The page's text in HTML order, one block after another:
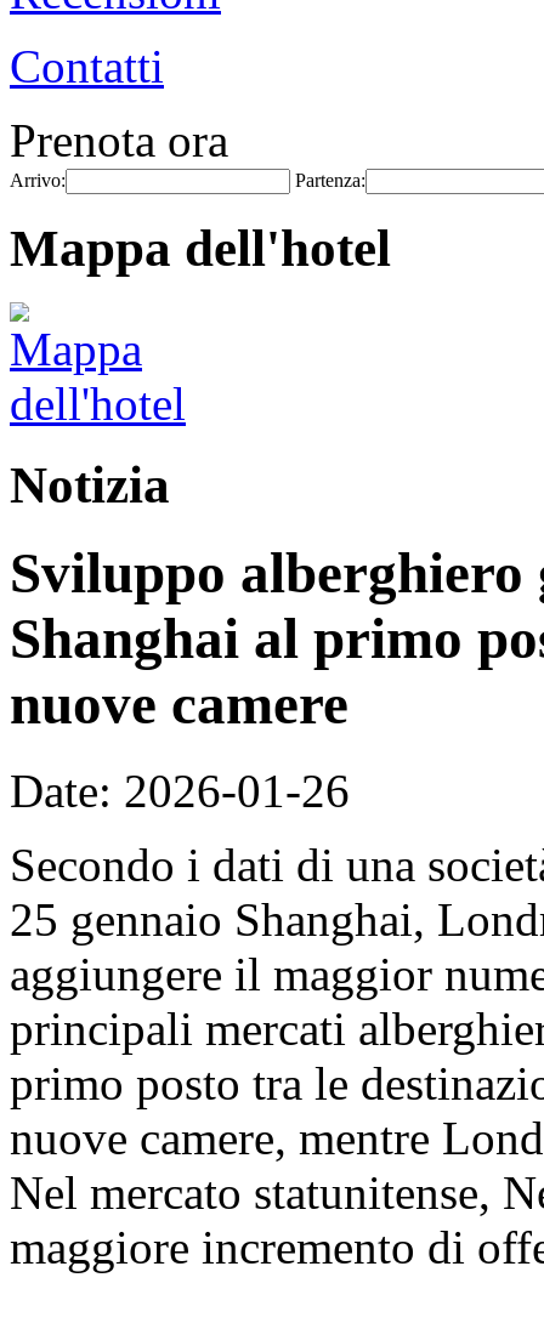
Contatti
Prenota ora
Arrivo: Partenza:
Mappa dell'hotel
Notizia
Sviluppo alberghiero
Shanghai al primo
nuove camere
Date: 2026-01-26
Secondo i dati di una
25 gennaio Shanghai,
aggiungere il maggior
principali mercati
primo posto tra le
nuove camere, mentre
Nel mercato statunitense,
maggiore incremento di